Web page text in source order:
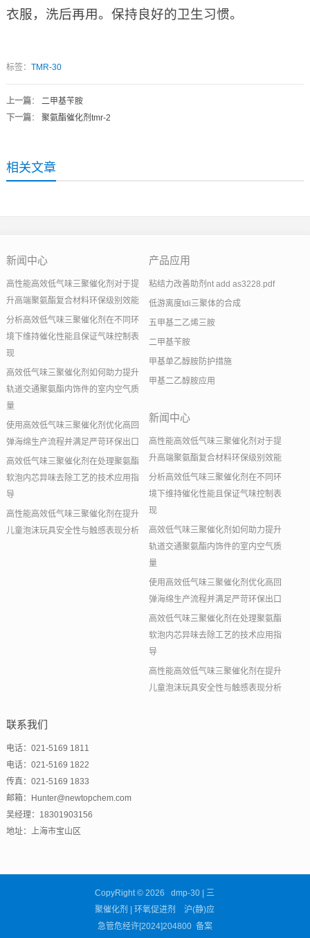
衣服，洗后再用。保持良好的卫生习惯。
标签： TMR-30
上一篇： 二甲基苄胺
下一篇： 聚氨酯催化剂tmr-2
相关文章
新闻中心
高性能高效低气味三聚催化剂对于提
升高端聚氨酯复合材料环保级别效能
分析高效低气味三聚催化剂在不同环
境下维持催化性能且保证气味控制表
现
高效低气味三聚催化剂如何助力提升
轨道交通聚氨酯内饰件的室内空气质
量
使用高效低气味三聚催化剂优化高回
弹海绵生产流程并满足严苛环保出口
高效低气味三聚催化剂在处理聚氨酯
软泡内芯异味去除工艺的技术应用指
导
高性能高效低气味三聚催化剂在提升
儿童泡沫玩具安全性与触感表现分析
产品应用
粘结力改善助剂nt add as3228.pdf
低游离度tdi三聚体的合成
五甲基二乙烯三胺
二甲基苄胺
甲基单乙醇胺防护措施
甲基二乙醇胺应用
新闻中心
高性能高效低气味三聚催化剂对于提
升高端聚氨酯复合材料环保级别效能
分析高效低气味三聚催化剂在不同环
境下维持催化性能且保证气味控制表
现
高效低气味三聚催化剂如何助力提升
轨道交通聚氨酯内饰件的室内空气质
量
使用高效低气味三聚催化剂优化高回
弹海绵生产流程并满足严苛环保出口
高效低气味三聚催化剂在处理聚氨酯
软泡内芯异味去除工艺的技术应用指
导
高性能高效低气味三聚催化剂在提升
儿童泡沫玩具安全性与触感表现分析
联系我们
电话：021-5169 1811
电话：021-5169 1822
传真：021-5169 1833
邮箱：Hunter@newtopchem.com
吴经理：18301903156
地址：上海市宝山区
CopyRight © 2026 dmp-30 | 三
聚催化剂 | 环氧促进剂 沪(静)应
急管危经许[2024]204800 备案